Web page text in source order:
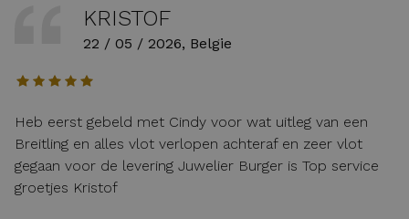
KRISTOF
22 / 05 / 2026, Belgie
Heb eerst gebeld met Cindy voor wat uitleg van een
Breitling en alles vlot verlopen achteraf en zeer vlot
gegaan voor de levering Juwelier Burger is Top service
groetjes Kristof